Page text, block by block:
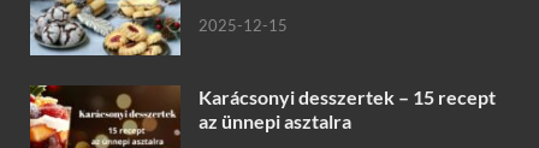
2025-12-15
Karácsonyi desszertek – 15 recept
az ünnepi asztalra